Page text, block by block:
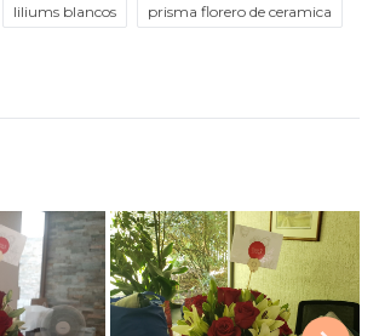
liliums blancos prisma florero de ceramica